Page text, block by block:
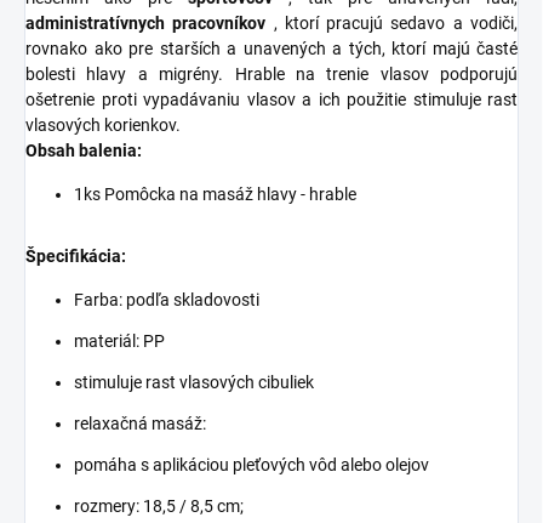
administratívnych pracovníkov , ktorí pracujú sedavo a vodiči,
rovnako ako pre starších a unavených a tých, ktorí majú časté
bolesti hlavy a migrény. Hrable na trenie vlasov podporujú
ošetrenie proti vypadávaniu vlasov a ich použitie stimuluje rast
vlasových korienkov.
Obsah balenia:
1ks Pomôcka na masáž hlavy - hrable
Špecifikácia:
Farba: podľa skladovosti
materiál: PP
stimuluje rast vlasových cibuliek
relaxačná masáž:
pomáha s aplikáciou pleťových vôd alebo olejov
rozmery: 18,5 / 8,5 cm;